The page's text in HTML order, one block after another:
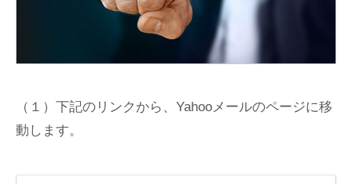
（１）下記のリンクから、Yahooメールのページに移
動します。